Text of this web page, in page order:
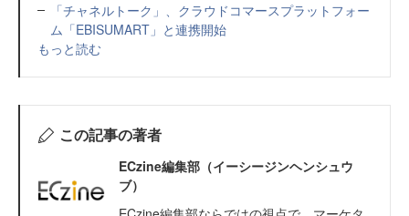
「チャネルトーク」、クラウドコマースプラットフォー
ム「EBISUMART」と連携開始
もっと読む
この記事の著者
ECzine編集部（イーシージンヘンシュウ
ブ）